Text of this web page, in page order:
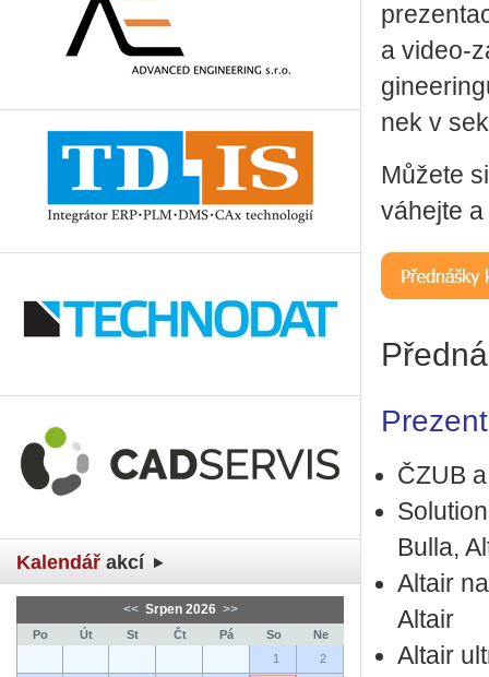
Kalendář akcí
<< Srpen 2026 >>
Po Út St Čt Pá So
Ne
1
2
a
nek v
Mů­že­te
vá­hej­te
ČZUB
Bulla,
Al­tair
Al­tair
Al­tair